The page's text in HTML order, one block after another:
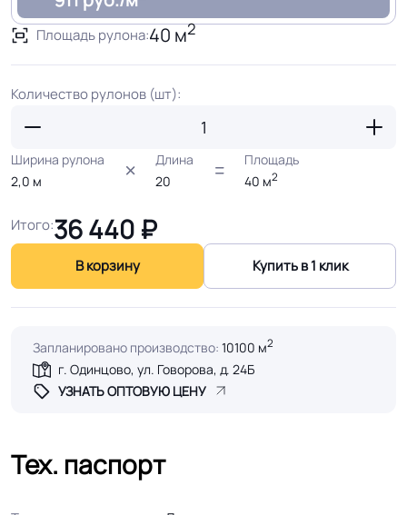
Площадь рулона:40 м2
Количество рулонов (шт):
Ширина рулона
2,0 м
Длина
20
Площадь
40 м2
Итого:36 440 ₽
В корзину Купить в 1 клик
Запланировано производство: 10100 м2
г. Одинцово, ул. Говорова, д. 24Б
УЗНАТЬ ОПТОВУЮ ЦЕНУ
Тех. паспорт